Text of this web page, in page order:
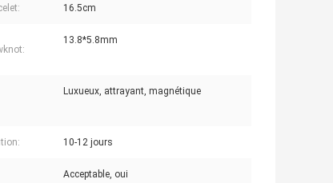
16.5cm
13.8*5.8mm
Luxueux, attrayant, magnétique
10-12 jours
Acceptable, oui